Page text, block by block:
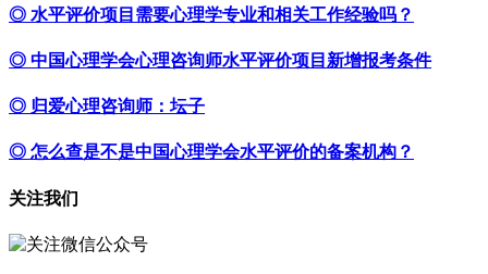
◎ 水平评价项目需要心理学专业和相关工作经验吗？
◎ 中国心理学会心理咨询师水平评价项目新增报考条件
◎ 归爱心理咨询师：坛子
◎ 怎么查是不是中国心理学会水平评价的备案机构？
关注我们